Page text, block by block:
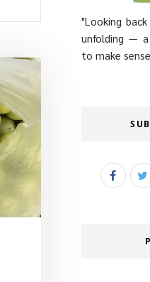
"Looking
unfolding —
to make